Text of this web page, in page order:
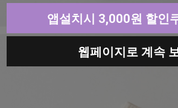
앱설치시 3,000원 할인
웹페이지로 계속